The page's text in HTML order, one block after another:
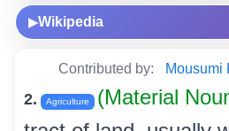
▶Wikipedia
Contributed by: Mousumi
2. Agriculture (Material